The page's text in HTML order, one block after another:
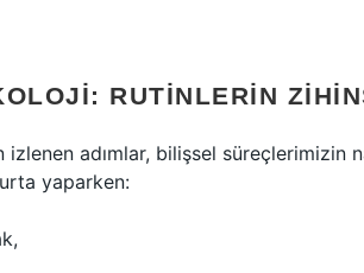
RUTINLERIN
izlenen adımlar, bilişsel süreçlerimizin
yaparken: